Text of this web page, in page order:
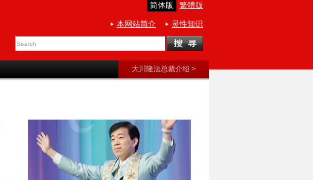
简体版 繁體版
本网站简介 灵性知识
大川隆法总裁介绍 >